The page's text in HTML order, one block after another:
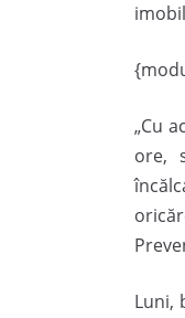
„Cu
ore,
Luni,